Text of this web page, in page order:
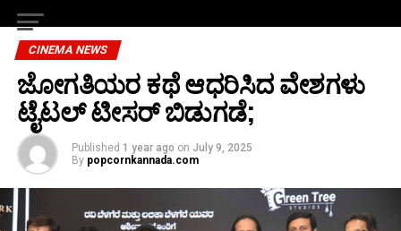
CINEMA NEWS
ಜೋಗತಿಯರ ಕಥೆ ಆಧರಿಸಿದ ವೇಶಗಳು
ಟೈಟಲ್ ಟೀಸರ್ ಬಿಡುಗಡೆ;
Published 1 year ago on July 9, 2025
By popcornkannada.com